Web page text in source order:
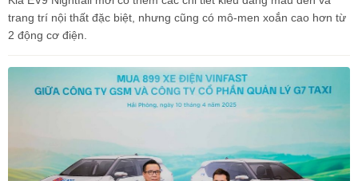
trang trí nội thất đặc biệt, nhưng cũng có mô-men xoắn cao hơn từ
2 động cơ điện.